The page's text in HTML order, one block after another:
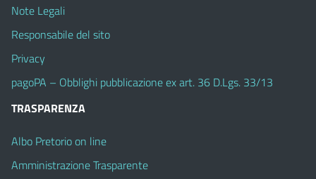
Note Legali
Responsabile del sito
Privacy
pagoPA – Obblighi pubblicazione ex art. 36 D.Lgs. 33/13
TRASPARENZA
Albo Pretorio on line
Amministrazione Trasparente